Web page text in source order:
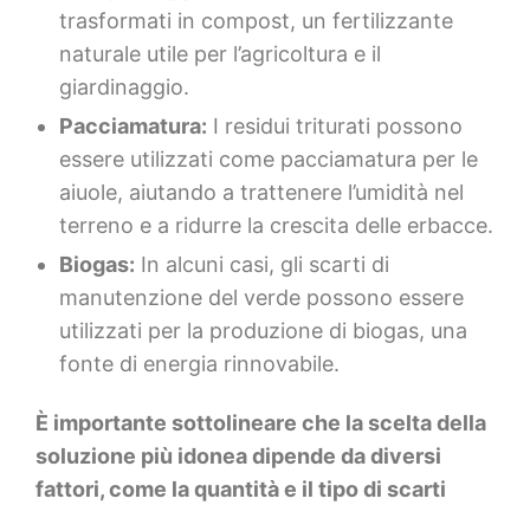
trasformati in compost, un fertilizzante
naturale utile per l’agricoltura e il
giardinaggio.
Pacciamatura: I residui triturati possono
essere utilizzati come pacciamatura per le
aiuole, aiutando a trattenere l’umidità nel
terreno e a ridurre la crescita delle erbacce.
Biogas: In alcuni casi, gli scarti di
manutenzione del verde possono essere
utilizzati per la produzione di biogas, una
fonte di energia rinnovabile.
È importante sottolineare che la scelta della
soluzione più idonea dipende da diversi
fattori, come la quantità e il tipo di scarti